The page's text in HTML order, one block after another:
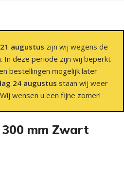
augustus zijn wij wegens de
In deze periode zijn wij beperkt
bestellingen mogelijk later
24 augustus staan wij weer
wensen u een fijne zomer!
mm Zwart